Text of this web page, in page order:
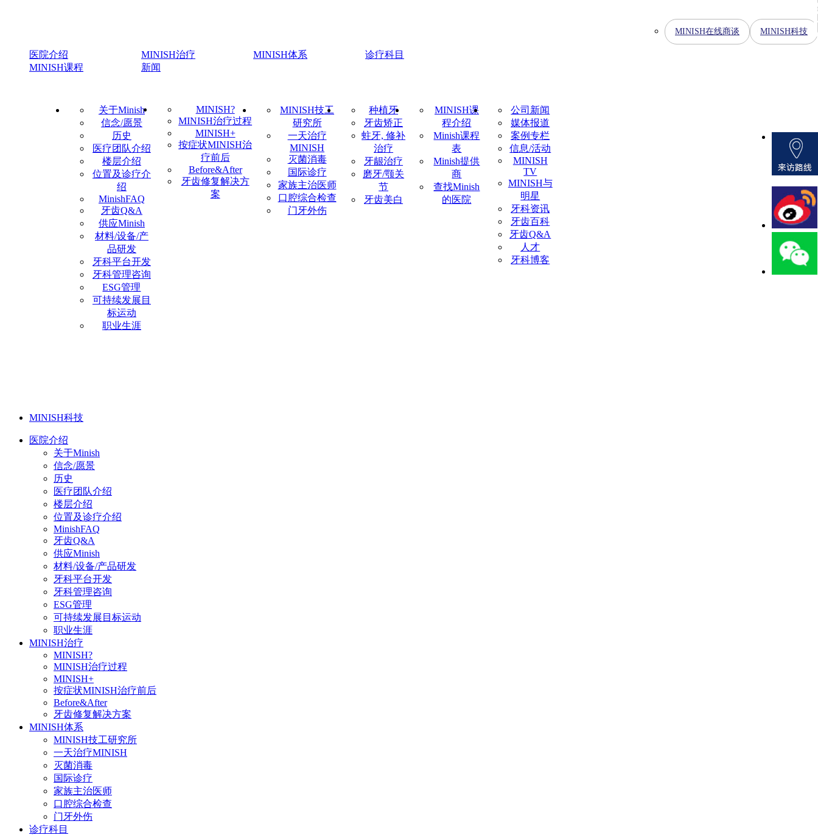
医院介绍 MINISH治疗 MINISH体系
诊疗科目
MINISH课程
新闻
MINISH在线商谈 MINISH科技
关于Minish
信念/愿景
历史
医疗团队介绍
楼层介绍
位置及诊疗介
绍
MinishFAQ
牙齿Q&A
供应Minish
材料/设备/产
品研发
牙科平台开发
牙科管理咨询
ESG管理
可持续发展目
标运动
职业生涯
MINISH?
MINISH治疗过程
MINISH+
按症状MINISH治
疗前后
Before&After
牙齿修复解决方
案
MINISH技工
研究所
一天治疗
MINISH
灭菌消毒
国际诊疗
家族主治医师
口腔综合检查
门牙外伤
种植牙
牙齿矫正
蛀牙, 修补
治疗
牙龈治疗
磨牙/颚关
节
牙齿美白
MINISH课
程介绍
Minish课程
表
Minish提供
商
查找Minish
的医院
公司新闻
媒体报道
案例专栏
信息/活动
MINISH
TV
MINISH与
明星
牙科资讯
牙齿百科
牙齿Q&A
人才
牙科博客
MINISH科技
医院介绍
关于Minish
信念/愿景
历史
医疗团队介绍
楼层介绍
位置及诊疗介绍
MinishFAQ
牙齿Q&A
供应Minish
材料/设备/产品研发
牙科平台开发
牙科管理咨询
ESG管理
可持续发展目标运动
职业生涯
MINISH治疗
MINISH?
MINISH治疗过程
MINISH+
按症状MINISH治疗前后
Before&After
牙齿修复解决方案
MINISH体系
MINISH技工研究所
一天治疗MINISH
灭菌消毒
国际诊疗
家族主治医师
口腔综合检查
门牙外伤
诊疗科目